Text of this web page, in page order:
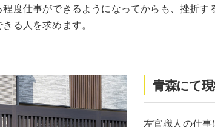
度仕事ができるようになってからも、挫折す
る人を求めます。
青森にて
左官職人の仕